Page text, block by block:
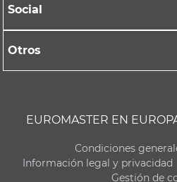
Social
Otros
EUROMASTER EN
Condiciones
Información legal y privacidad
Gestión de